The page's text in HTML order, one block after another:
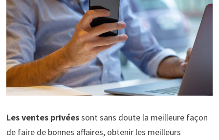
Les ventes privéessont sans doute la meilleure façon
de faire de bonnes affaires, obtenir les meilleurs